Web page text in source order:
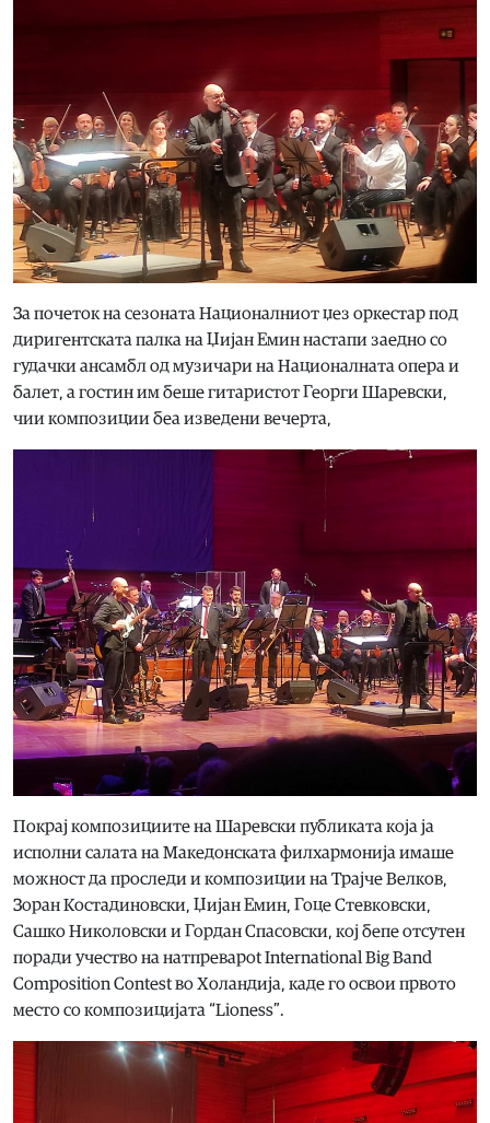
За почеток на сезоната Националниот џез оркестар под
диригентската палка на Џијан Емин настапи заедно со
гудачки ансамбл од музичари на Националната опера и
балет, а гостин им беше гитаристот Георги Шаревски,
чии композиции беа изведени вечерта,
Покрај композициите на Шаревски публиката која ја
исполни салата на Македонската филхармонија имаше
можност да проследи и композиции на Трајче Велков,
Зоран Костадиновски, Џијан Емин, Гоце Стевковски,
Сашко Николовски и Гордан Спасовски, кој бепе отсутен
поради учество на натпреварot International Big Band
Composition Contest во Холандија, каде го освои првото
место со композицијата “Lioness”.